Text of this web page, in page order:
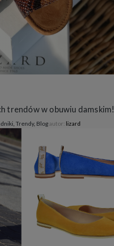
trendów w obuwiu damskim!
, Trendy, Blogautor: lizard